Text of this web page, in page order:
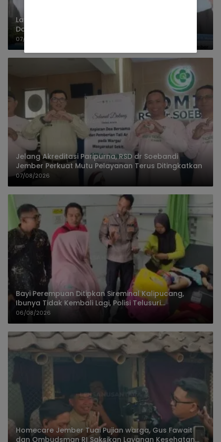
Layanan Adminduk Jember Berbenah, Gus Khozin
Dorong Penambahan Mesin Cetak e-KTP
07/08/2026
Jelang Akreditasi Paripurna, RSD dr Soebandi
Jember Perkuat Mutu Pelayanan Terus Ditingkatkan
07/08/2026
Bayi Perempuan Ditipkan Sireminal Kalipucang,
Ibunya Tidak Kembali Lagi, Polisi Telusuri
Keberadaan Orang Tua
06/08/2026
Homecare Jember Tuai Pujian warga, Gus Fawait
dan Ombudsman RI Saksikan Layanan Kesehatan